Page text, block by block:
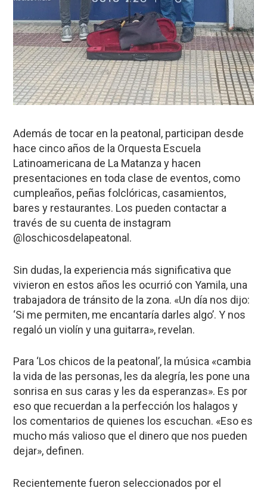
Además de tocar en la peatonal, participan desde
hace cinco años de la Orquesta Escuela
Latinoamericana de La Matanza y hacen
presentaciones en toda clase de eventos, como
cumpleaños, peñas folclóricas, casamientos,
bares y restaurantes. Los pueden contactar a
través de su cuenta de instagram
@loschicosdelapeatonal.
Sin dudas, la experiencia más significativa que
vivieron en estos años les ocurrió con Yamila, una
trabajadora de tránsito de la zona. «Un día nos dijo:
‘Si me permiten, me encantaría darles algo’. Y nos
regaló un violín y una guitarra», revelan.
Para ‘Los chicos de la peatonal’, la música «cambia
la vida de las personas, les da alegría, les pone una
sonrisa en sus caras y les da esperanzas». Es por
eso que recuerdan a la perfección los halagos y
los comentarios de quienes los escuchan. «Eso es
mucho más valioso que el dinero que nos pueden
dejar», ​​definen.
Recientemente fueron seleccionados por el